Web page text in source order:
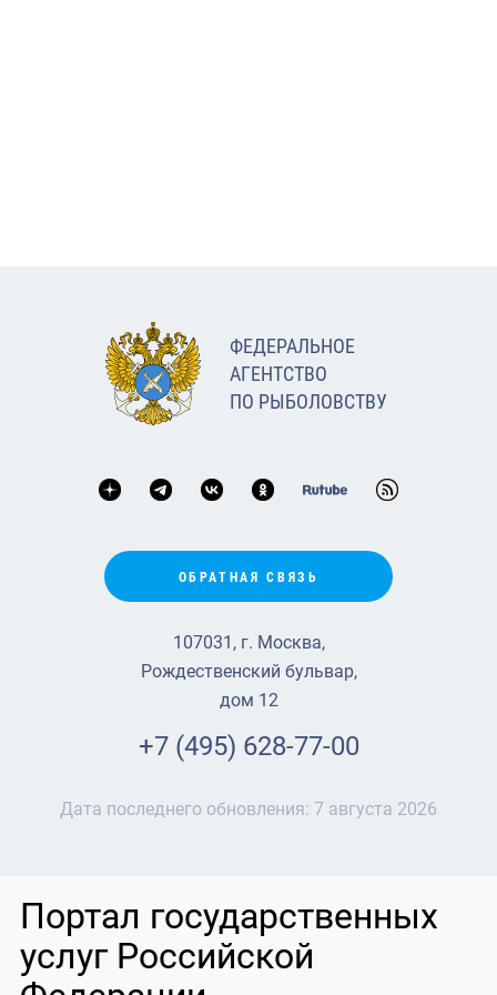
ФЕДЕРАЛЬНОЕ
АГЕНТСТВО
ПО РЫБОЛОВСТВУ
ОБРАТНАЯ СВЯЗЬ
107031, г. Москва,
Рождественский бульвар,
дом 12
+7 (495) 628-77-00
Дата последнего обновления: 7 августа 2026
Портал государственных
услуг Российской